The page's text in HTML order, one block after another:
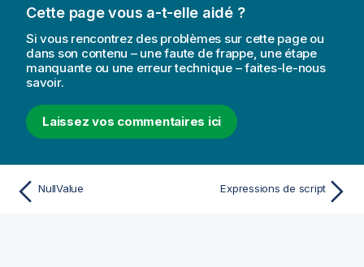
Cette page vous a-t-elle aidé ?
Si vous rencontrez des problèmes sur cette page ou
dans son contenu – une faute de frappe, une étape
manquante ou une erreur technique – faites-le-nous
savoir.
Laissez vos commentaires ici
NullValue Expressions de script